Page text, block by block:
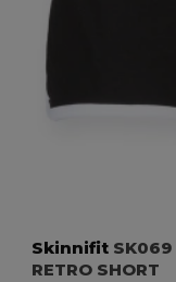
Skinnifit SK069
RETRO SHORT